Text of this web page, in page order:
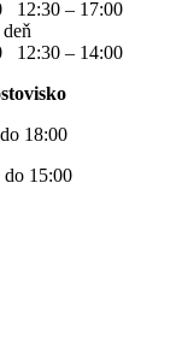
12:30 – 17:00
12:30 – 14:00
18:00
do 15:00